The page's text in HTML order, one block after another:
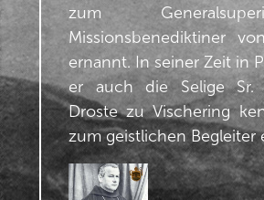
zum
Missionsbenediktiner
ernannt. In seiner Zeit in
er auch die Selige Sr.
Droste zu Vischering
zum geistlichen